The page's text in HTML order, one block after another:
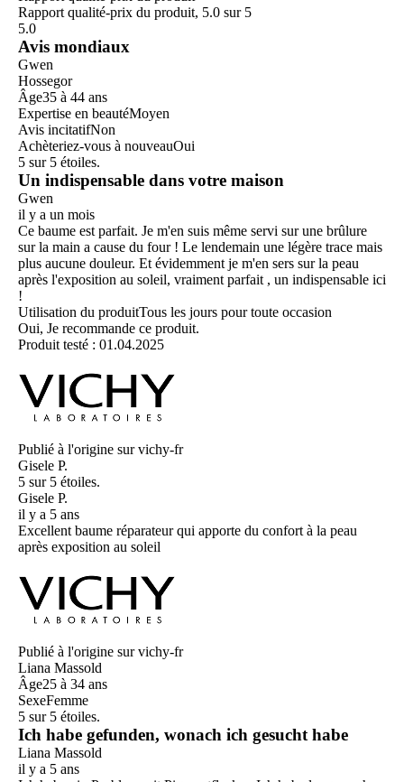
Rapport qualité-prix du produit, 5.0 sur 5
5.0
Avis mondiaux
Gwen
Hossegor
Âge35 à 44 ans
Expertise en beautéMoyen
Avis incitatifNon
Achèteriez-vous à nouveauOui
5 sur 5 étoiles.
Un indispensable dans votre maison
Gwen
il y a un mois
Ce baume est parfait. Je m'en suis même servi sur une brûlure
sur la main a cause du four ! Le lendemain une légère trace mais
plus aucune douleur. Et évidemment je m'en sers sur la peau
après l'exposition au soleil, vraiment parfait , un indispensable ici
!
Utilisation du produitTous les jours pour toute occasion
Oui, Je recommande ce produit.
Produit testé : 01.04.2025
Publié à l'origine sur vichy-fr
Gisele P.
5 sur 5 étoiles.
Gisele P.
il y a 5 ans
Excellent baume réparateur qui apporte du confort à la peau
après exposition au soleil
Publié à l'origine sur vichy-fr
Liana Massold
Âge25 à 34 ans
SexeFemme
5 sur 5 étoiles.
Ich habe gefunden, wonach ich gesucht habe
Liana Massold
il y a 5 ans